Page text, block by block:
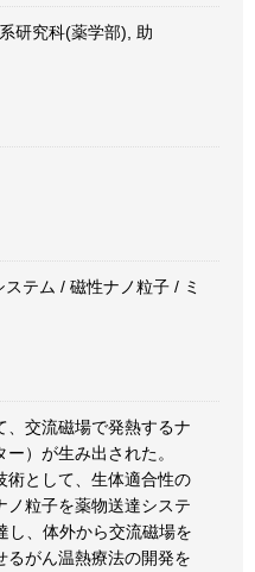
研究科(薬学部), 助
テム / 磁性ナノ粒子 / ミ
、交流磁場で発熱するナ
）が生み出された。
術として、生体適合性の
ノ粒子を薬物送達システ
し、体外から交流磁場を
るがん温熱療法の開発を